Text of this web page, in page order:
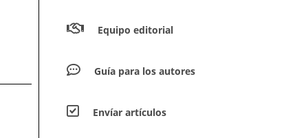
Equipo editorial
Guía para los autores
Envíar artículos